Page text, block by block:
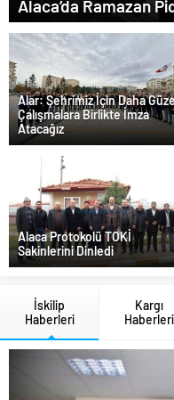
Alaca’da Ramazan
Alar: Şehrimiz İçin Daha
Çalışmalara Birlikte İmza
Atacağız
Alaca Protokolü TOKİ
Sakinlerini Dinledi
İskilip
Haberleri
Kargı
Haberleri